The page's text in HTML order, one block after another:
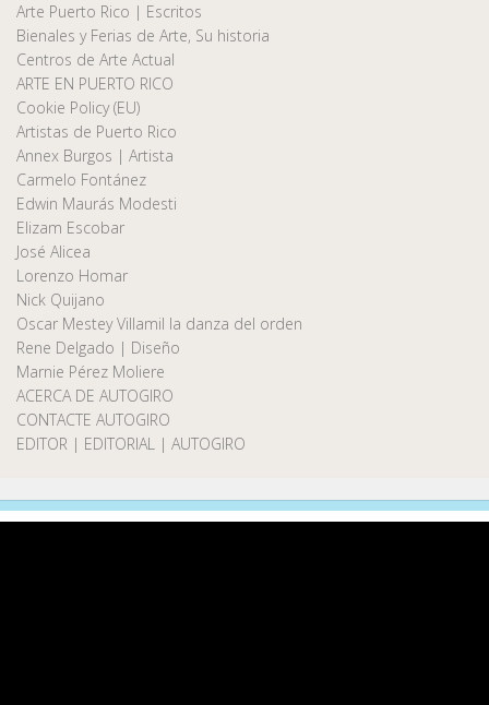
Arte Puerto Rico | Escritos
Bienales y Ferias de Arte, Su historia
Centros de Arte Actual
ARTE EN PUERTO RICO
Cookie Policy (EU)
Artistas de Puerto Rico
Annex Burgos | Artista
Carmelo Fontánez
Edwin Maurás Modesti
Elizam Escobar
José Alicea
Lorenzo Homar
Nick Quijano
Oscar Mestey Villamil la danza del orden
Rene Delgado | Diseño
Marnie Pérez Moliere
ACERCA DE AUTOGIRO
CONTACTE AUTOGIRO
EDITOR | EDITORIAL | AUTOGIRO